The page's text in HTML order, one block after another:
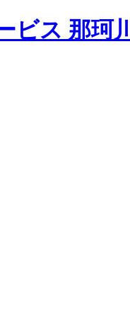
ビス 那珂